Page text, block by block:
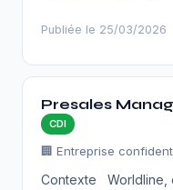
Publiée le 25/03/2026
Presales
CDI
🏢 Entreprise
Contexte Worldline,